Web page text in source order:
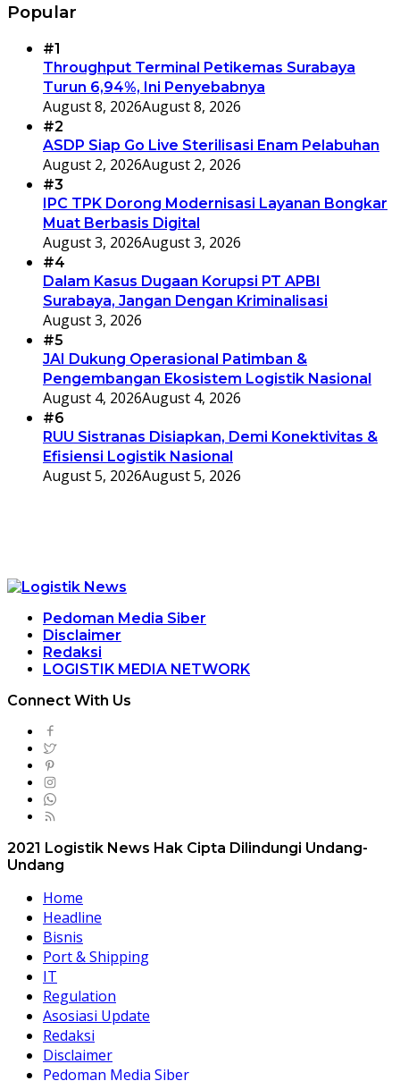
Popular
#1
Throughput Terminal Petikemas Surabaya
Turun 6,94%, Ini Penyebabnya
August 8, 2026August 8, 2026
#2
ASDP Siap Go Live Sterilisasi Enam Pelabuhan
August 2, 2026August 2, 2026
#3
IPC TPK Dorong Modernisasi Layanan Bongkar
Muat Berbasis Digital
August 3, 2026August 3, 2026
#4
Dalam Kasus Dugaan Korupsi PT APBI
Surabaya, Jangan Dengan Kriminalisasi
August 3, 2026
#5
JAI Dukung Operasional Patimban &
Pengembangan Ekosistem Logistik Nasional
August 4, 2026August 4, 2026
#6
RUU Sistranas Disiapkan, Demi Konektivitas &
Efisiensi Logistik Nasional
August 5, 2026August 5, 2026
Pedoman Media Siber
Disclaimer
Redaksi
LOGISTIK MEDIA NETWORK
Connect With Us
2021 Logistik News Hak Cipta Dilindungi Undang-
Undang
Home
Headline
Bisnis
Port & Shipping
IT
Regulation
Asosiasi Update
Redaksi
Disclaimer
Pedoman Media Siber